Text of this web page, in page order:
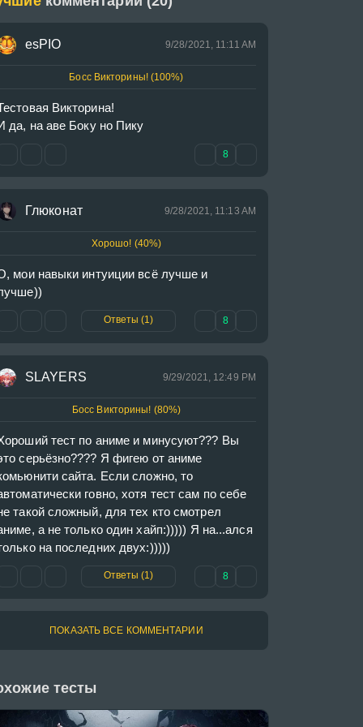
esPIO 9/28/2021, 11:11 AM
Босс Викторины! (100%)
Викторина!
да, на аве Боку но Пику
8
Глюконат 9/28/2021, 11:13 AM
Хорошо! (40%)
мои навыки интуиции всё лучше и
Ответы (1) 8
SLAYERS 9/29/2021, 12:49 PM
Босс Викторины! (80%)
тест по аниме и минусуют??? Вы
серьёзно???? Я фигею от аниме
сайта. Если сложно, то
говно, хотя тест сам по себе
такой сложный, для тех кто смотрел
а не только один хайп:))))) Я на...ался
на последних двух:)))))
Ответы (1) 8
ПОКАЗАТЬ ВСЕ КОММЕНТАРИИ
тесты